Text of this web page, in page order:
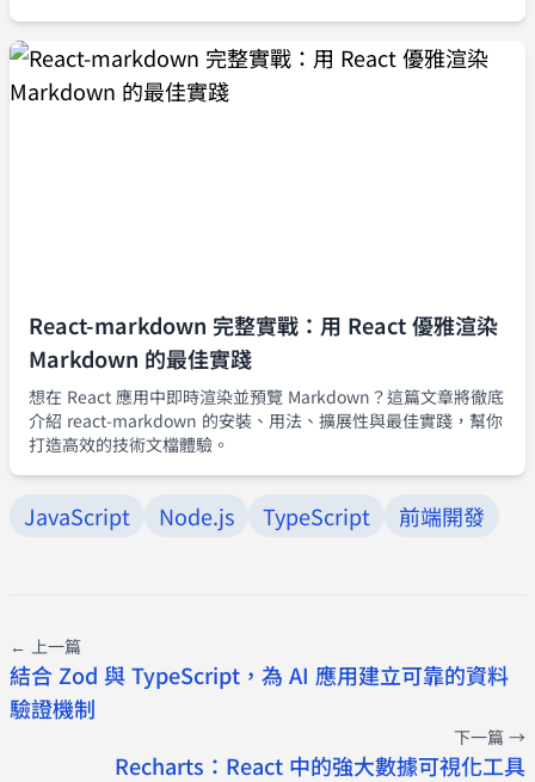
React-markdown 完整實戰：用 React 優雅渲染
Markdown 的最佳實踐
想在 React 應用中即時渲染並預覽 Markdown？這篇文章將徹底
介紹 react-markdown 的安裝、用法、擴展性與最佳實踐，幫你
打造高效的技術文檔體驗。
JavaScript Node.js TypeScript 前端開發
← 上一篇
結合 Zod 與 TypeScript，為 AI 應用建立可靠的資料
驗證機制
下一篇 →
Recharts：React 中的強大數據可視化工具